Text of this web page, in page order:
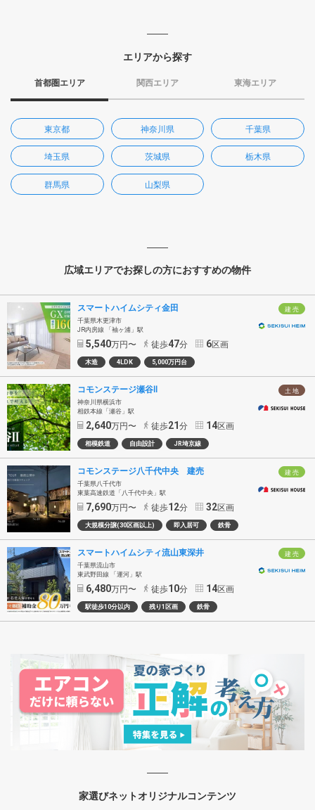
エリアから探す
首都圏エリア 関西エリア 東海エリア
東京都 神奈川県 千葉県
埼玉県 茨城県 栃木県
群馬県 山梨県
広域エリアでお探しの方におすすめの物件
建 売
スマートハイムシティ金田
千葉県木更津市
JR内房線 「袖ヶ浦」駅
5,540万円〜 徒歩47分 6区画
木造 4LDK 5,000万円台
土 地
コモンステージ瀬谷Ⅱ
神奈川県横浜市
相鉄本線「瀬谷」駅
2,640万円〜 徒歩21 分 14区画
相模鉄道 自由設計 JR埼京線
建 売
コモンステージ八千代中央 建売
千葉県八千代市
東葉高速鉄道「八千代中央」駅
7,690万円〜 徒歩12分 32区画
大規模分譲(30区画以上) 即入居可 鉄骨
建 売
スマートハイムシティ流山東深井
千葉県流山市
東武野田線 「運河」駅
6,480万円〜 徒歩10分 14区画
駅徒歩10分以内 残り1区画 鉄骨
家選びネットオリジナルコンテンツ